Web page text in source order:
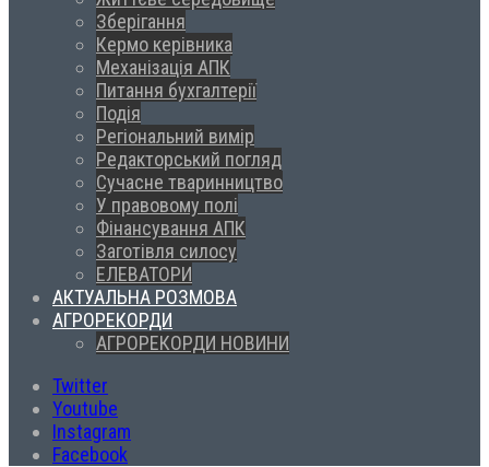
Зберігання
Кермо керівника
Механізація АПК
Питання бухгалтерії
Подія
Регіональний вимір
Редакторський погляд
Сучасне тваринництво
У правовому полі
Фінансування АПК
Заготівля силосу
ЕЛЕВАТОРИ
АКТУАЛЬНА РОЗМОВА
АГРОРЕКОРДИ
АГРОРЕКОРДИ НОВИНИ
Twitter
Youtube
Instagram
Facebook